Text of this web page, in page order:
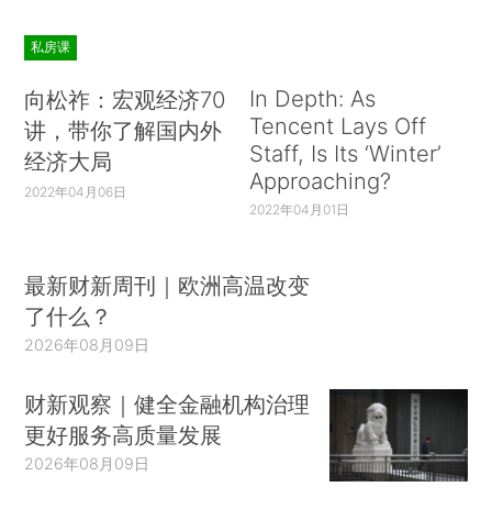
私房课
向松祚：宏观经济70
讲，带你了解国内外
经济大局
2022年04月06日
In Depth: As
Tencent Lays Off
Staff, Is Its ‘Winter’
Approaching?
2022年04月01日
最新财新周刊｜欧洲高温改变
了什么？
2026年08月09日
财新观察｜健全金融机构治理
更好服务高质量发展
2026年08月09日